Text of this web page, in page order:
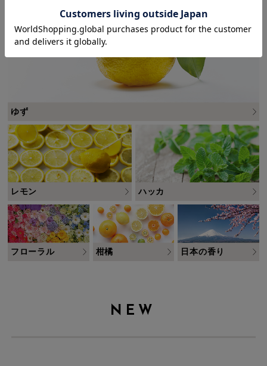
ゆず
レモン ハッカ
フローラル 柑橘 日本の香り
NEW